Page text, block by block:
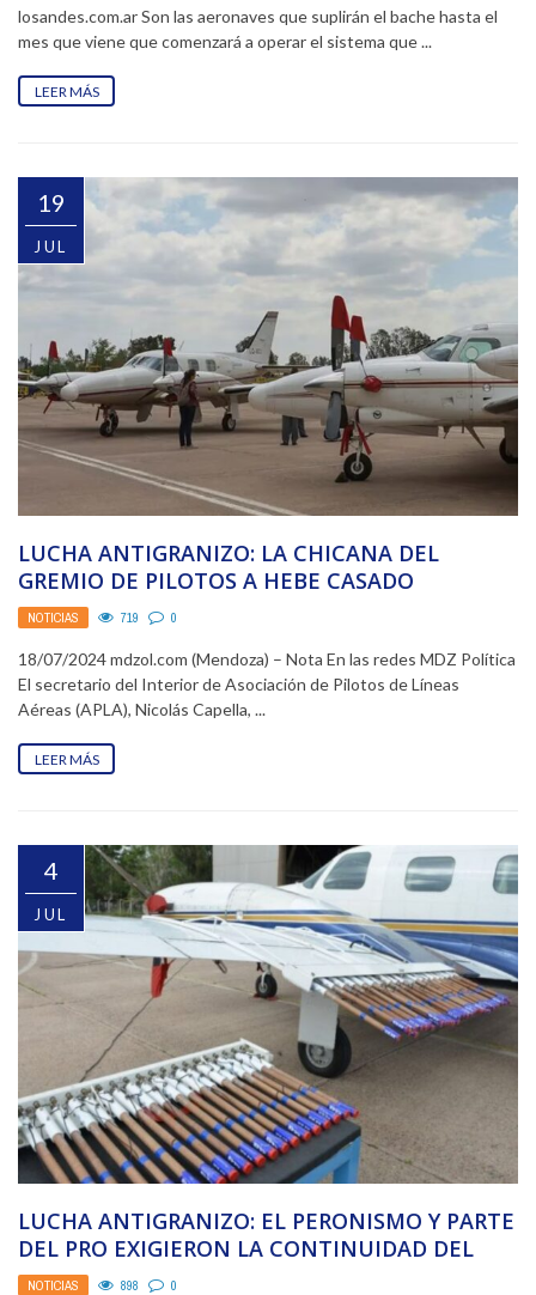
losandes.com.ar Son las aeronaves que suplirán el bache hasta el
mes que viene que comenzará a operar el sistema que ...
LEER MÁS
19
JUL
LUCHA ANTIGRANIZO: LA CHICANA DEL
GREMIO DE PILOTOS A HEBE CASADO
NOTICIAS 719 0
18/07/2024 mdzol.com (Mendoza) – Nota En las redes MDZ Política
El secretario del Interior de Asociación de Pilotos de Líneas
Aéreas (APLA), Nicolás Capella, ...
LEER MÁS
4
JUL
LUCHA ANTIGRANIZO: EL PERONISMO Y PARTE
DEL PRO EXIGIERON LA CONTINUIDAD DEL
SISTEMA CON AVIONES
NOTICIAS 898 0